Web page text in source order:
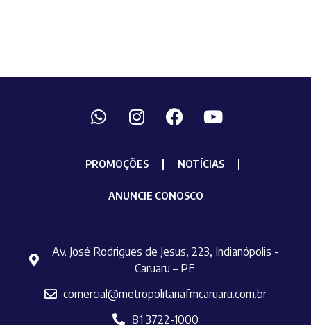
PROMOÇÕES NOTÍCIAS
ANUNCIE CONOSCO
Av. José Rodrigues de Jesus, 223, Indianópolis -
Caruaru – PE
comercial@metropolitanafmcaruaru.com.br
81 3722-1000